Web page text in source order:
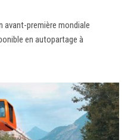
avant-première mondiale
en autopartage à